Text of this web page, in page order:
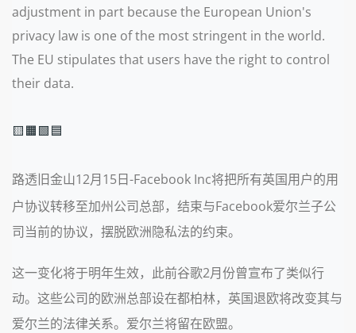
adjustment in part because the European Union's
privacy law is one of the most stringent in the world.
The EU stipulates that users have the right to control
their data.
🟨🟧🟩🟦
路透旧金山12月15日-Facebook Inc将把所有英国用户的用
户协议转移至加州公司总部，结束与Facebook爱尔兰子公
司当前的协议，摆脱欧洲隐私法的约束。
这一变化将于明年生效，此前谷歌2月份曾宣布了类似行
动。这些公司的欧洲总部设在都柏林，英国退欧将改变其与
爱尔兰的法律关系。爱尔兰将留在欧盟。